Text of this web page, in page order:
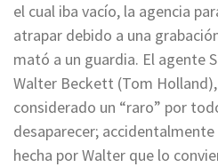
el cual iba vacío, la agencia
atrapar debido a una
mató a un guardia. El agente
Walter Beckett (Tom
considerado un “raro” por
desaparecer; accidentalmente
hecha por Walter que lo